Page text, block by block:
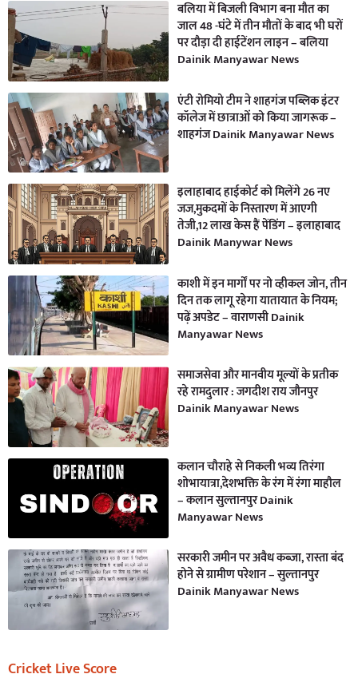
बलिया में बिजली विभाग बना मौत का
जाल 48 -घंटे में तीन मौतों के बाद भी घरों
पर दौड़ा दी हाईटेंशन लाइन – बलिया
Dainik Manyawar News
एंटी रोमियो टीम ने शाहगंज पब्लिक इंटर
कॉलेज में छात्राओं को किया जागरूक –
शाहगंज Dainik Manyawar News
इलाहाबाद हाईकोर्ट को मिलेंगे 26 नए
जज,मुकदमों के निस्तारण में आएगी
तेजी,12 लाख केस हैं पेंडिंग – इलाहाबाद
Dainik Manywar News
काशी में इन मार्गों पर नो व्हीकल जोन, तीन
दिन तक लागू रहेगा यातायात के नियम;
पढ़ें अपडेट – वाराणसी Dainik
Manyawar News
समाजसेवा और मानवीय मूल्यों के प्रतीक
रहे रामदुलार : जगदीश राय जौनपुर
Dainik Manyawar News
कलान चौराहे से निकली भव्य तिरंगा
शोभायात्रा,देशभक्ति के रंग में रंगा माहौल
– कलान सुल्तानपुर Dainik
Manyawar News
सरकारी जमीन पर अवैध कब्जा, रास्ता बंद
होने से ग्रामीण परेशान – सुल्तानपुर
Dainik Manyawar News
Cricket Live Score